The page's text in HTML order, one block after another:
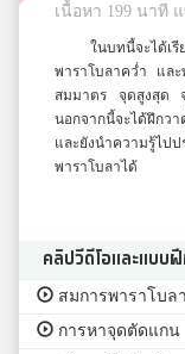
เนื้อหา 199 นาที
ในบทนี้จะได้เ
พาราโบลาคว่ำ แล
สมมาตร จุดสูงสุด
นอกจากนี้จะได้ฝึกว
และยังนำความรู้ไป
พาราโบลาได้
คลิปวีดีโอและแบบ
สมการพาราโบลา
การหาจุดตัดแกน